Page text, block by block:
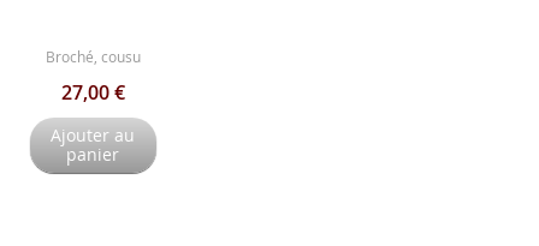
Broché, cousu
27,00 €
Ajouter au
panier